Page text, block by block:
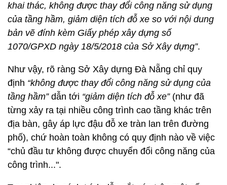
khai thác, không được thay đổi công năng sử dụng
của tầng hầm, giảm diện tích đỗ xe so với nội dung
bản vẽ đính kèm Giấy phép xây dựng số
1070/GPXD ngày 18/5/2018 của Sở Xây dựng”.
Như vậy, rõ ràng Sở Xây dựng Đà Nẵng chỉ quy
định “không được thay đổi công năng sử dụng của
tầng hầm”dẫn tới “giảm diện tích đỗ xe”(như đã
từng xảy ra tại nhiều công trình cao tầng khác trên
địa bàn, gây áp lực đậu đỗ xe tràn lan trên đường
phố), chứ hoàn toàn không có quy định nào về việc
“chủ đầu tư không được chuyển đổi công năng của
công trình...".